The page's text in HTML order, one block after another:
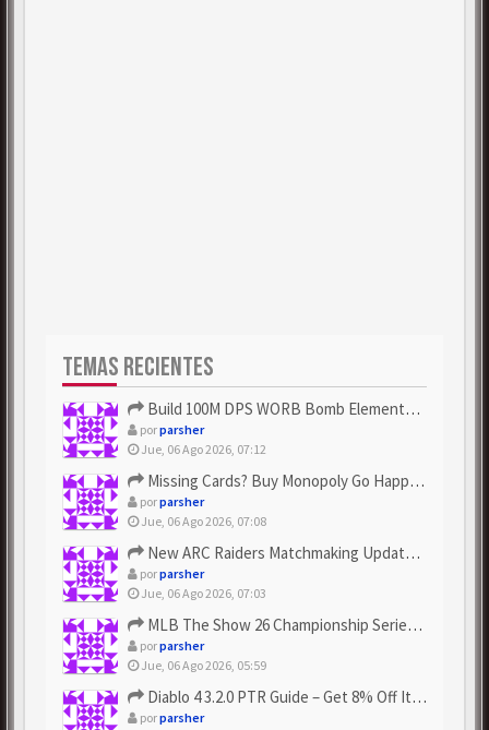
TEMAS RECIENTES
Build 100M DPS WORB Bomb Elementalist Fast - Grab POE Curren...
porparsher
Jue, 06 Ago 2026, 07:12
Missing Cards? Buy Monopoly Go Happy Harvest with Looney Tun...
porparsher
Jue, 06 Ago 2026, 07:08
New ARC Raiders Matchmaking Update: Stop Failed - Grab Bluep...
porparsher
Jue, 06 Ago 2026, 07:03
MLB The Show 26 Championship Series Update! Get Cheap & ...
porparsher
Jue, 06 Ago 2026, 05:59
Diablo 4 3.2.0 PTR Guide – Get 8% Off Items Quickly to Test ...
porparsher